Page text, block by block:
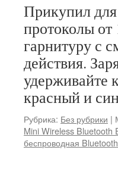
Прикупил
протоколы от
гарнитуру с
действия.
удерживайте
красный и
Рубрика: Без рубрики |
Mini Wireless Bluetooth
беспроводная